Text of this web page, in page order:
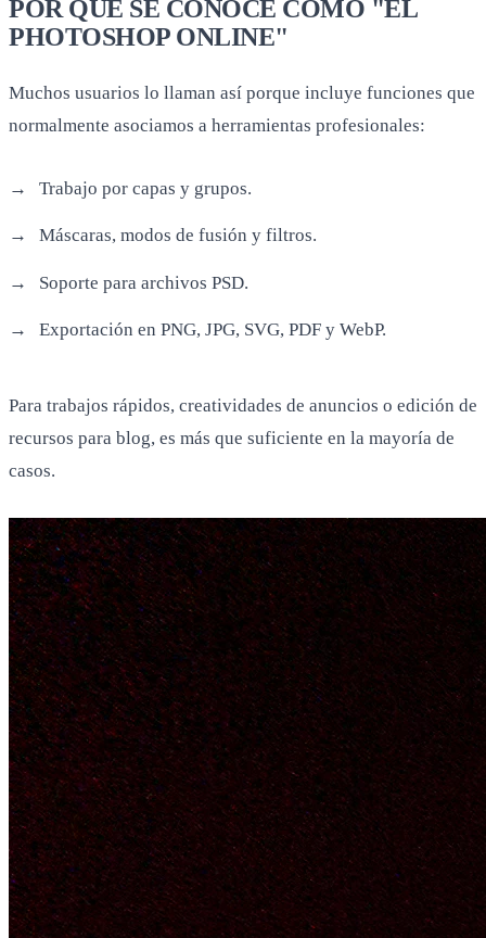
POR QUÉ SE CONOCE COMO "EL
PHOTOSHOP ONLINE"
Muchos usuarios lo llaman así porque incluye funciones que
normalmente asociamos a herramientas profesionales:
Trabajo por capas y grupos.
Máscaras, modos de fusión y filtros.
Soporte para archivos PSD.
Exportación en PNG, JPG, SVG, PDF y WebP.
Para trabajos rápidos, creatividades de anuncios o edición de
recursos para blog, es más que suficiente en la mayoría de
casos.